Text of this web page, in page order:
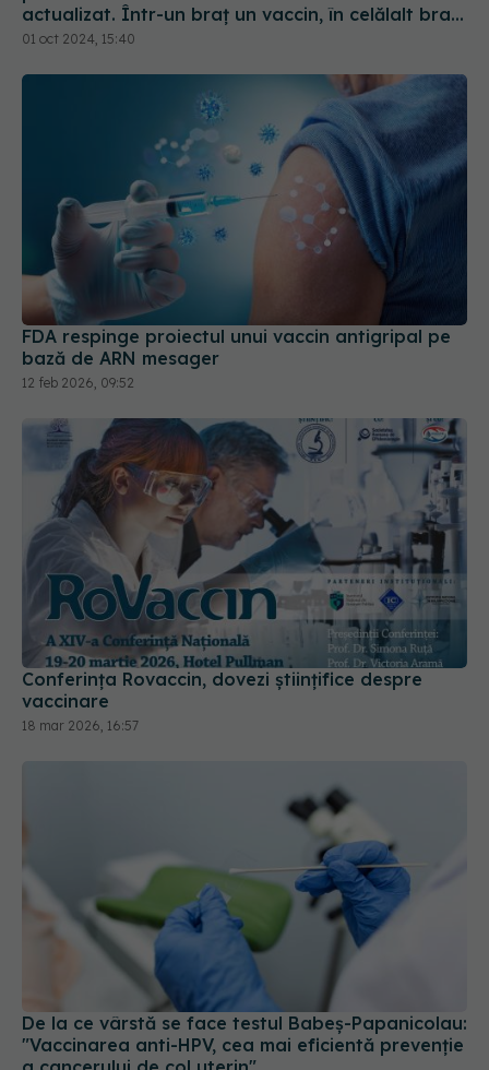
FDA respinge proiectul unui vaccin antigripal pe
bază de ARN mesager
12 feb 2026, 09:52
Conferința Rovaccin, dovezi științifice despre
vaccinare
18 mar 2026, 16:57
De la ce vârstă se face testul Babeş-Papanicolau:
"Vaccinarea anti-HPV, cea mai eficientă prevenţie
a cancerului de col uterin"
27 ian 2026, 13:29